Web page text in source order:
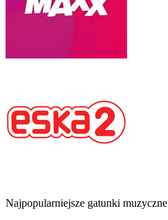
Najpopularniejsze gatunki muzyczne